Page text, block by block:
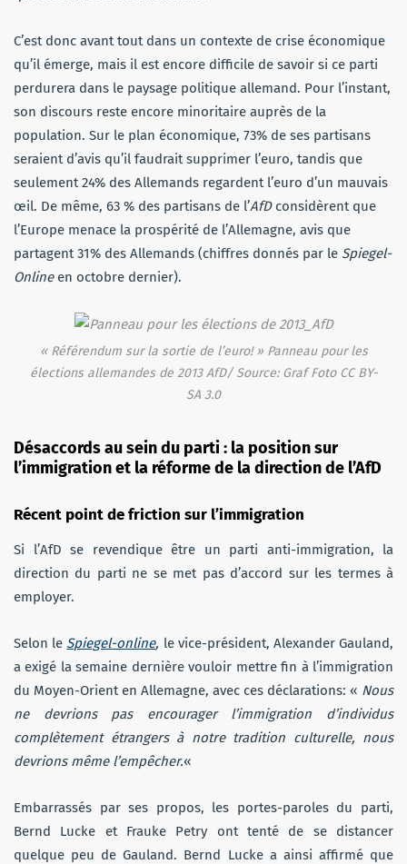
C’est donc avant tout dans un contexte de crise économique
qu’il émerge, mais il est encore difficile de savoir si ce parti
perdurera dans le paysage politique allemand. Pour l’instant,
son discours reste encore minoritaire auprès de la
population. Sur le plan économique, 73% de ses partisans
seraient d’avis qu’il faudrait supprimer l’euro, tandis que
seulement 24% des Allemands regardent l’euro d’un mauvais
œil. De même, 63 % des partisans de l’AfDconsidèrent que
l’Europe menace la prospérité de l’Allemagne, avis que
partagent 31% des Allemands (chiffres donnés par le Spiegel-
Onlineen octobre dernier).
« Référendum sur la sortie de l’euro! » Panneau pour les
élections allemandes de 2013 AfD/ Source: Graf Foto CC BY-
SA 3.0
Désaccords au sein du parti : la position sur
l’immigration et la réforme de la direction de l’AfD
Récent point de friction sur l’immigration
Si l’AfD se revendique être un parti anti-immigration, la
direction du parti ne se met pas d’accord sur les termes à
employer.
Selon le Spiegel-online, le vice-président, Alexander Gauland,
a exigé la semaine dernière vouloir mettre fin à l’immigration
du Moyen-Orient en Allemagne, avec ces déclarations: « Nous
ne devrions pas encourager l’immigration d’individus
complètement étrangers à notre tradition culturelle, nous
devrions même l’empêcher.«
Embarrassés par ses propos, les portes-paroles du parti,
Bernd Lucke et Frauke Petry ont tenté de se distancer
quelque peu de Gauland. Bernd Lucke a ainsi affirmé que